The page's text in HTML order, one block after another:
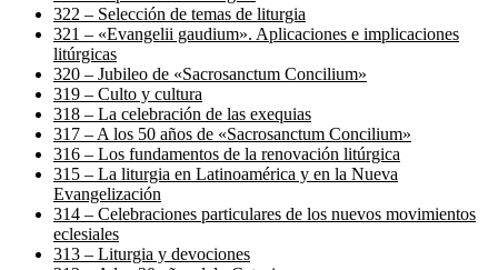
322 – Selección de temas de liturgia
321 – «Evangelii gaudium». Aplicaciones e implicaciones
litúrgicas
320 – Jubileo de «Sacrosanctum Concilium»
319 – Culto y cultura
318 – La celebración de las exequias
317 – A los 50 años de «Sacrosanctum Concilium»
316 – Los fundamentos de la renovación litúrgica
315 – La liturgia en Latinoamérica y en la Nueva
Evangelización
314 – Celebraciones particulares de los nuevos movimientos
eclesiales
313 – Liturgia y devociones